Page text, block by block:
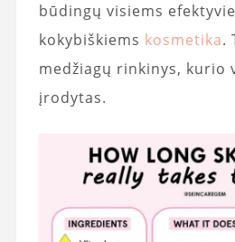
būdingų visiems
kokybiškiems kosmetika.
medžiagų rinkinys, kurio
įrodytas.